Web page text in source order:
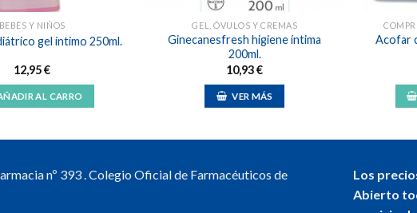
BEBÉS Y NIÑOS
gel íntimo 250ml.
12,95€
AL CARRO
GEL, ÓVULOS Y CREMAS
Ginecanesfresh higiene íntima
200ml.
10,93€
VER MÁS
Acofar
nº 393 . Colegio Oficial de Farmacéuticos de
Los
Abierto